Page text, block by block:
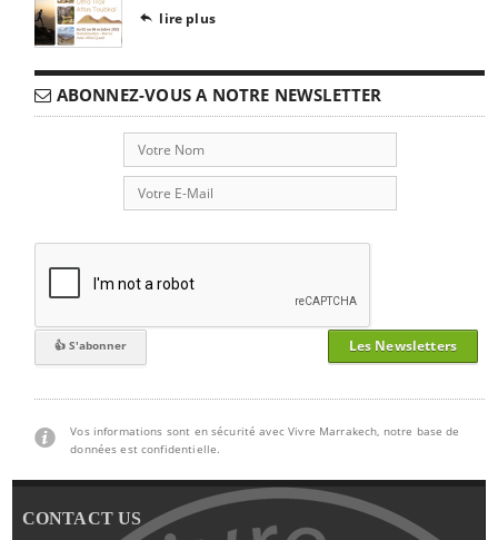
 lire plus
ABONNEZ-VOUS A NOTRE NEWSLETTER
Les Newsletters
Vos informations sont en sécurité avec Vivre Marrakech, notre base de
données est confidentielle.
CONTACT US